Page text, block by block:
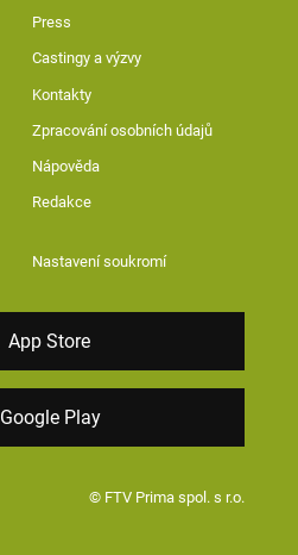
Press
Castingy a výzvy
Kontakty
Zpracování osobních údajů
Nápověda
Redakce
Nastavení soukromí
App Store
Google Play
© FTV Prima spol. s r.o.